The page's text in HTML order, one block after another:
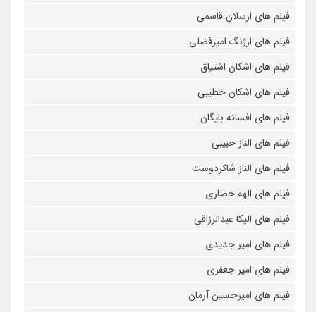
فیلم های ارسلان قاسمی
فیلم های ارژنگ امیرفضلی
فیلم های اشکان اشتیاق
فیلم های اشکان خطیبی
فیلم های افسانه بایگان
فیلم های الناز حبیبی
فیلم های الناز شاکردوست
فیلم های الهه حصاری
فیلم های الیکا عبدالرزاقی
فیلم های امیر جدیدی
فیلم های امیر جعفری
فیلم های امیرحسین آرمان